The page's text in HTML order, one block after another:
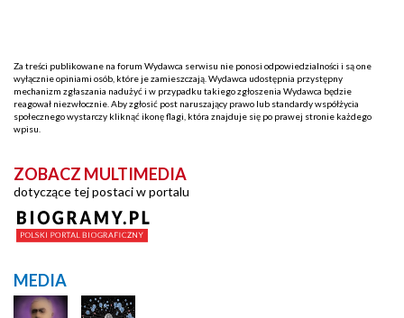
Za treści publikowane na forum Wydawca serwisu nie ponosi odpowiedzialności i są one
wyłącznie opiniami osób, które je zamieszczają. Wydawca udostępnia przystępny
mechanizm zgłaszania nadużyć i w przypadku takiego zgłoszenia Wydawca będzie
reagował niezwłocznie. Aby zgłosić post naruszający prawo lub standardy współżycia
społecznego wystarczy kliknąć ikonę flagi, która znajduje się po prawej stronie każdego
wpisu.
ZOBACZ MULTIMEDIA
dotyczące tej postaci w portalu
MEDIA